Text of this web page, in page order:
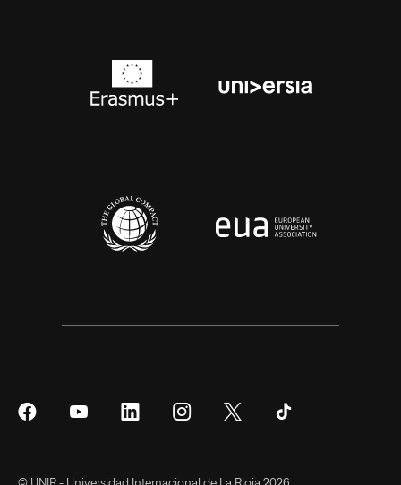
SíguenosSíguenos
SíguenosSíguenos
Síguenos